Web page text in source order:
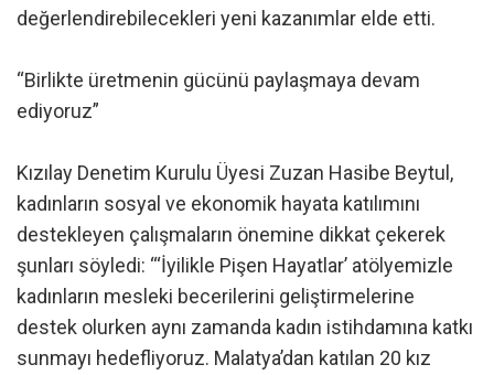
değerlendirebilecekleri yeni kazanımlar elde etti.
“Birlikte üretmenin gücünü paylaşmaya devam
ediyoruz”
Kızılay Denetim Kurulu Üyesi Zuzan Hasibe Beytul,
kadınların sosyal ve ekonomik hayata katılımını
destekleyen çalışmaların önemine dikkat çekerek
şunları söyledi: “‘İyilikle Pişen Hayatlar’ atölyemizle
kadınların mesleki becerilerini geliştirmelerine
destek olurken aynı zamanda kadın istihdamına katkı
sunmayı hedefliyoruz. Malatya’dan katılan 20 kız